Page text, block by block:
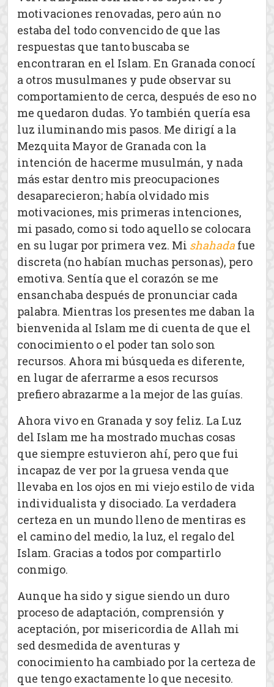
motivaciones renovadas, pero aún no
estaba del todo convencido de que las
respuestas que tanto buscaba se
encontraran en el Islam. En Granada conocí
a otros musulmanes y pude observar su
comportamiento de cerca, después de eso no
me quedaron dudas. Yo también quería esa
luz iluminando mis pasos. Me dirigí a la
Mezquita Mayor de Granada con la
intención de hacerme musulmán, y nada
más estar dentro mis preocupaciones
desaparecieron; había olvidado mis
motivaciones, mis primeras intenciones,
mi pasado, como si todo aquello se colocara
en su lugar por primera vez. Mi shahada fue
discreta (no habían muchas personas), pero
emotiva. Sentía que el corazón se me
ensanchaba después de pronunciar cada
palabra. Mientras los presentes me daban la
bienvenida al Islam me di cuenta de que el
conocimiento o el poder tan solo son
recursos. Ahora mi búsqueda es diferente,
en lugar de aferrarme a esos recursos
prefiero abrazarme a la mejor de las guías.
Ahora vivo en Granada y soy feliz. La Luz
del Islam me ha mostrado muchas cosas
que siempre estuvieron ahí, pero que fui
incapaz de ver por la gruesa venda que
llevaba en los ojos en mi viejo estilo de vida
individualista y disociado. La verdadera
certeza en un mundo lleno de mentiras es
el camino del medio, la luz, el regalo del
Islam. Gracias a todos por compartirlo
conmigo.
Aunque ha sido y sigue siendo un duro
proceso de adaptación, comprensión y
aceptación, por misericordia de Allah mi
sed desmedida de aventuras y
conocimiento ha cambiado por la certeza de
que tengo exactamente lo que necesito.